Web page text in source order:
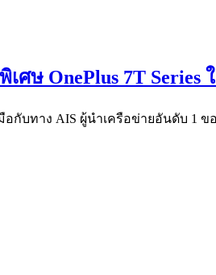
ศษ OnePlus 7T Series
กับทาง AIS ผู้นำเครือข่ายอันดับ 1